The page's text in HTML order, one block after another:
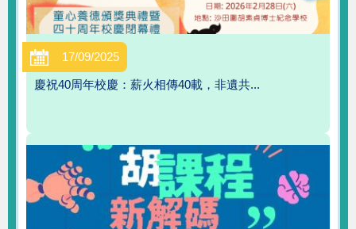
17/09/2025
慶祝40周年校慶：薪火相傳40載，非遺共...